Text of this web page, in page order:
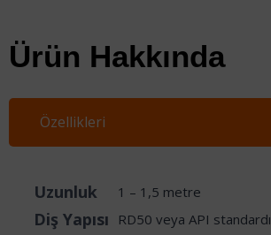
Ürün Hakkında
Özellikleri
Uzunluk 1 – 1,5 metre
Diş Yapısı RD50 veya API standardı